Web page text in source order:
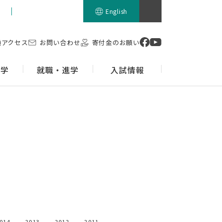
English
クセス お問い合わせ 寄付金のお願い
就職・進学 入試情報